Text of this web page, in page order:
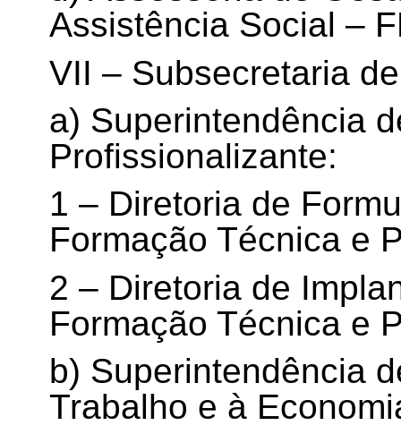
Assistência Social –
VII – Subsecretaria
a) Superintendência
Profissionalizante:
1 – Diretoria de
Formação Técnica e
2 – Diretoria de
Formação Técnica e
b) Superintendência
Trabalho e à